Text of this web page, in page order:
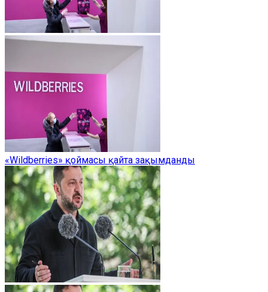
«Wildberries» қоймасы қайта зақымданды